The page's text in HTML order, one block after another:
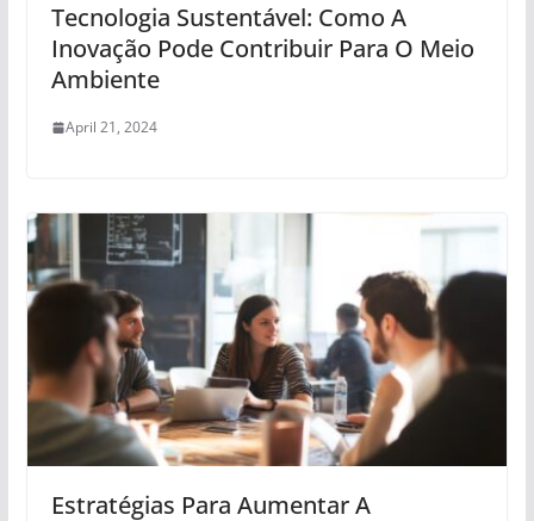
Tecnologia Sustentável: Como A
Inovação Pode Contribuir Para O Meio
Ambiente
April 21, 2024
Estratégias Para Aumentar A